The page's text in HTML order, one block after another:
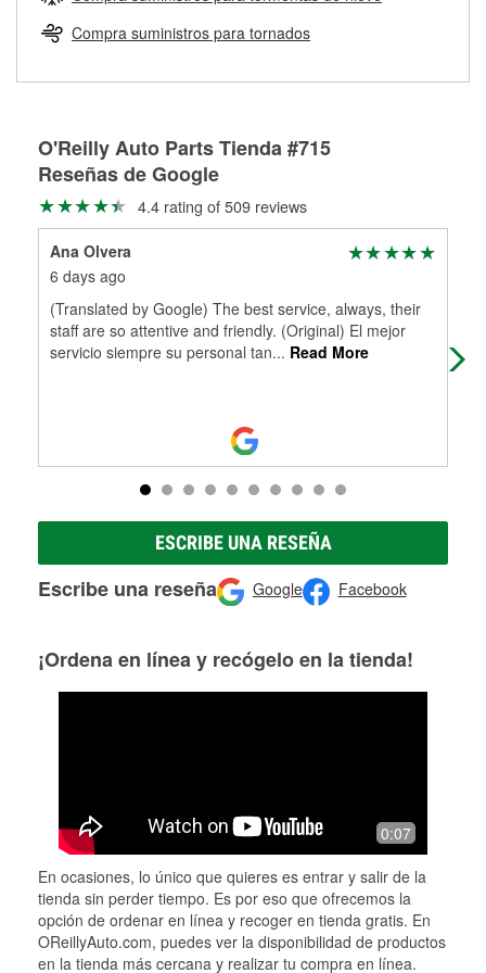
Herramientas de O'Reilly
pueden ser reutilizados, podemos ayudarte a encontrar las
partes de reemplazo correctas para tu reparación.
Rectificación de tambores y discos de freno
Compra suministros para tornados
O'Reilly Auto Parts Tienda #715
Reseñas de Google
4.4 rating of 509 reviews
Ana Olvera
6 days ago
(Translated by Google) The best service, always, their
staff are so attentive and friendly. (Original) El mejor
servicio siempre su personal tan... Read More
ESCRIBE UNA RESEÑA
Escribe una reseña Google Facebook
¡Ordena en línea y recógelo en la tienda!
0:07
En ocasiones, lo único que quieres es entrar y salir de la
tienda sin perder tiempo. Es por eso que ofrecemos la
opción de ordenar en línea y recoger en tienda gratis. En
OReillyAuto.com, puedes ver la disponibilidad de productos
en la tienda más cercana y realizar tu compra en línea.